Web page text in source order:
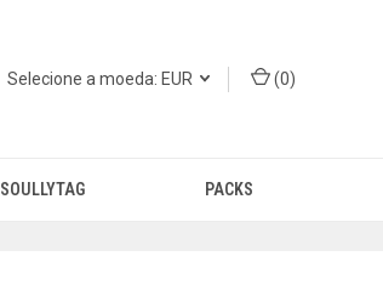
Selecione a moeda: EUR (0)
SOULLYTAG PACKS